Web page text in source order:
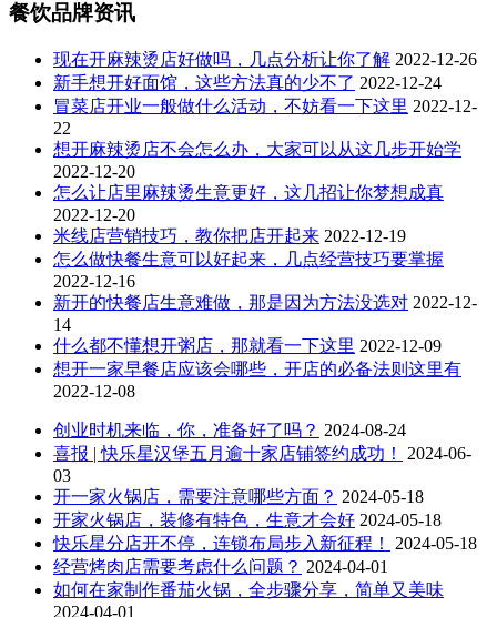
餐饮品牌资讯
现在开麻辣烫店好做吗，几点分析让你了解 2022-12-26
新手想开好面馆，这些方法真的少不了 2022-12-24
冒菜店开业一般做什么活动，不妨看一下这里 2022-12-
22
想开麻辣烫店不会怎么办，大家可以从这几步开始学
2022-12-20
怎么让店里麻辣烫生意更好，这几招让你梦想成真
2022-12-20
米线店营销技巧，教你把店开起来 2022-12-19
怎么做快餐生意可以好起来，几点经营技巧要掌握
2022-12-16
新开的快餐店生意难做，那是因为方法没选对 2022-12-
14
什么都不懂想开粥店，那就看一下这里 2022-12-09
想开一家早餐店应该会哪些，开店的必备法则这里有
2022-12-08
创业时机来临，你，准备好了吗？ 2024-08-24
喜报 | 快乐星汉堡五月逾十家店铺签约成功！
2024-06-
03
开一家火锅店，需要注意哪些方面？ 2024-05-18
开家火锅店，装修有特色，生意才会好 2024-05-18
快乐星分店开不停，连锁布局步入新征程！
2024-05-18
经营烤肉店需要考虑什么问题？ 2024-04-01
如何在家制作番茄火锅，全步骤分享，简单又美味
2024-04-01